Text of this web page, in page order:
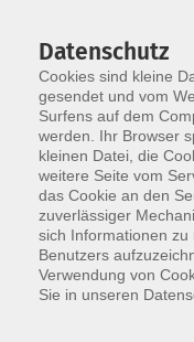
Skip to main content
Der Kurs konnte
Datenschutz
Cookies sind kleine
gesendet und vom
Surfens auf dem
werden. Ihr Browser
kleinen Datei, die
weitere Seite vom
das Cookie an den
zuverlässiger
sich Informationen
Benutzers
Verwendung von
Sie in unseren